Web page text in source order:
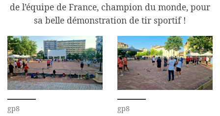
de l’équipe de France, champion du monde, pour
sa belle démonstration de tir sportif !
gp8 gp8